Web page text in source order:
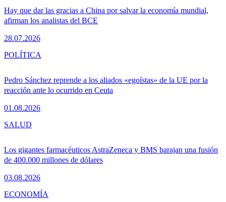
Hay que dar las gracias a China por salvar la economía mundial,
afirman los analistas del BCE
28.07.2026
Pedro Sánchez reprende a los aliados «egoístas» de la UE por la
reacción ante lo ocurrido en Ceuta
01.08.2026
POLÍTICA
Los gigantes farmacéuticos AstraZeneca y BMS barajan una fusión
de 400.000 millones de dólares
03.08.2026
SALUD
ECONOMÍA